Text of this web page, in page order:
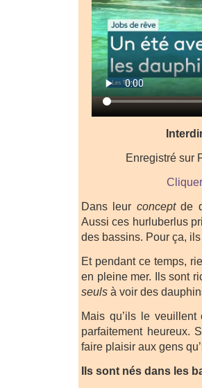
Enregistré sur
Dans leur conceptde
Aussi ces hurluberlus
des bassins. Pour ça,
Et pendant ce temps,
en pleine mer. Ils sont
seuls à voir des
Mais qu’ils le
parfaitement heureux.
faire plaisir aux gens
Ils sont nés dans les